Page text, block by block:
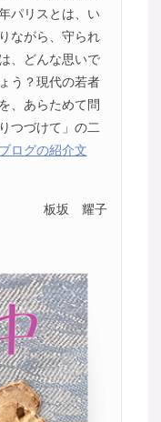
パリスとは、い
ながら、守られ
、どんな思いで
う？現代の若者
、あらためて問
つづけて」の二
ログの紹介文
板坂 耀子